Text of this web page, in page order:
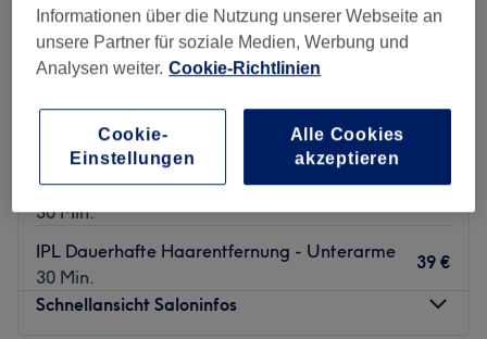
Lilou Nails and Lashes
4,8
552 Bewertungen
30 Min.
IPL Dauerhafte Haarentfernung - Wangen
30 Min.
IPL Dauerhafte Haarentfernung - Unterarme
30 Min.
39 €
Schnellansicht Saloninfos
Informationen über die Nutzung unserer Webseite an
unsere Partner für soziale Medien, Werbung und
Analysen weiter. Cookie-Richtlinien
Cookie-
Einstellungen
Alle Cookies
akzeptieren